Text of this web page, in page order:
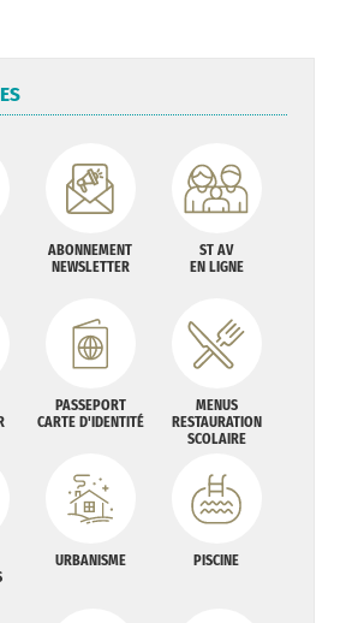
ABONNEMENT
NEWSLETTER
ST AV
EN LIGNE
PASSEPORT
CARTE D'IDENTITÉ
MENUS
RESTAURATION
SCOLAIRE
URBANISME PISCINE